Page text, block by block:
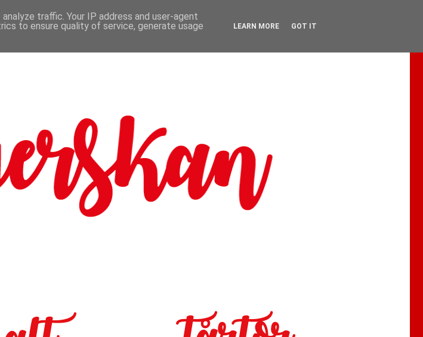
traffic. Your IP address and user-agent
to ensure quality of service, generate usage
LEARN MORE GOT IT